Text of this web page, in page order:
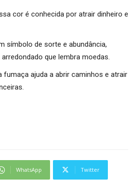
cor é conhecida por atrair dinheiro e
símbolo de sorte e abundância,
que lembra moedas.
fumaça ajuda a abrir caminhos e atrair
WhatsApp Twitter